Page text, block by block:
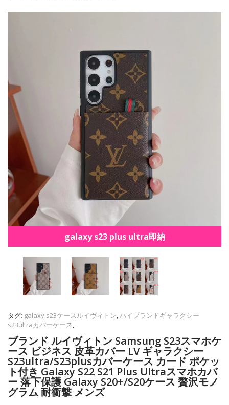
galaxy s23 plus ultra即納
タグ: galaxy s23ケースルイヴィトン,ハイブランドギャラクシー
s23ultraカバーケース,
ブランド ルイヴィトン Samsung S23スマホケ
ース ビジネス 皮革カバー LV ギャラクシー
S23ultra/s23plusカバーケース カード ポケッ
ト付き Galaxy S22 S21 Plus Ultraスマホカバ
ー 落下保護 Galaxy S20+/s20ケース 贅沢モノ
グラム 耐衝撃 メンズ